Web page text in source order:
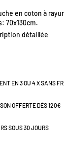
en coton à
70x130cm.
détaillée
EN 3 OU 4 X SANS
OFFERTE DÈS 120€
SOUS 30 JOURS